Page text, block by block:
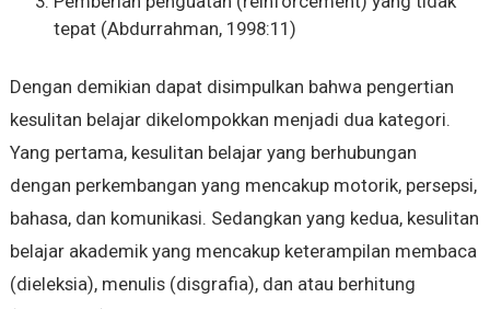
tepat (Abdurrahman, 1998:11)
Dengan demikian dapat disimpulkan bahwa pengertian
kesulitan belajar dikelompokkan menjadi dua kategori.
Yang pertama, kesulitan belajar yang berhubungan
dengan perkembangan yang mencakup motorik, persepsi,
bahasa, dan komunikasi. Sedangkan yang kedua, kesulitan
belajar akademik yang mencakup keterampilan membaca
(dieleksia), menulis (disgrafia), dan atau berhitung